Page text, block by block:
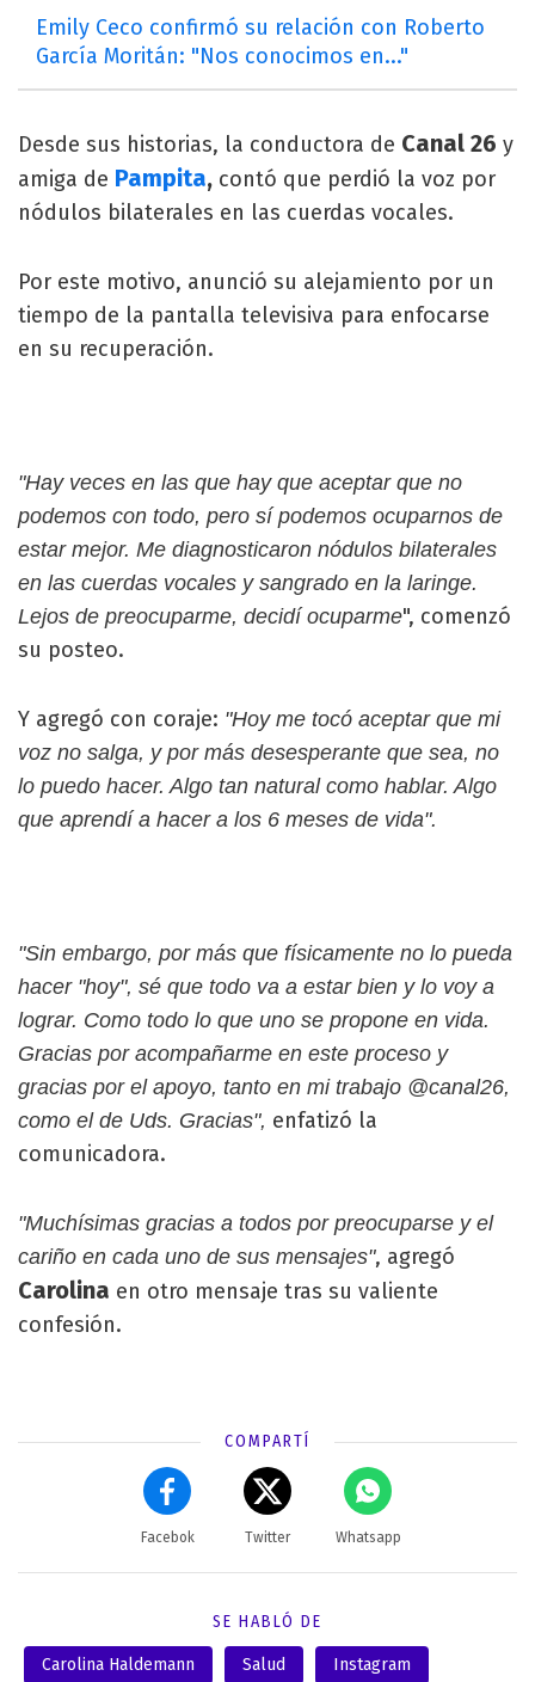
Emily Ceco confirmó su relación con Roberto
García Moritán: "Nos conocimos en..."
Desde sus historias, la conductora de Canal 26 y
amiga de Pampita, contó que perdió la voz por
nódulos bilaterales en las cuerdas vocales.
Por este motivo, anunció su alejamiento por un
tiempo de la pantalla televisiva para enfocarse
en su recuperación.
"Hay veces en las que hay que aceptar que no
podemos con todo, pero sí podemos ocuparnos de
estar mejor. Me diagnosticaron nódulos bilaterales
en las cuerdas vocales y sangrado en la laringe.
Lejos de preocuparme, decidí ocuparme", comenzó
su posteo.
Y agregó con coraje: "Hoy me tocó aceptar que mi
voz no salga, y por más desesperante que sea, no
lo puedo hacer. Algo tan natural como hablar. Algo
que aprendí a hacer a los 6 meses de vida".
"Sin embargo, por más que físicamente no lo pueda
hacer "hoy", sé que todo va a estar bien y lo voy a
lograr. Como todo lo que uno se propone en vida.
Gracias por acompañarme en este proceso y
gracias por el apoyo, tanto en mi trabajo @canal26,
como el de Uds. Gracias", enfatizó la
comunicadora.
"Muchísimas gracias a todos por preocuparse y el
cariño en cada uno de sus mensajes", agregó
Carolina en otro mensaje tras su valiente
confesión.
COMPARTÍ
Facebok Twitter Whatsapp
SE HABLÓ DE
Carolina Haldemann Salud Instagram